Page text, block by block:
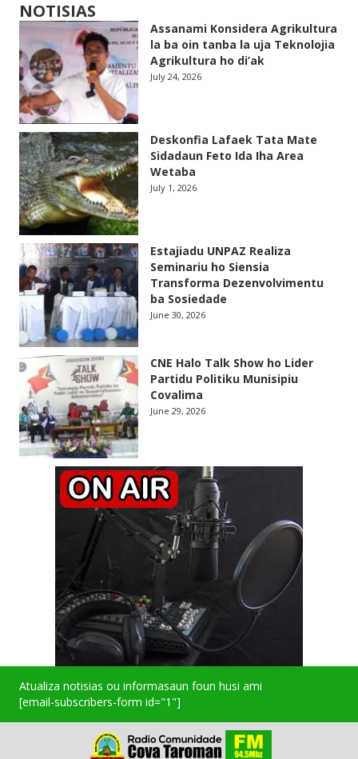
NOTISIAS
Assanami Konsidera Agrikultura
la ba oin tanba la uja Teknolojia
Agrikultura ho di’ak
July 24, 2026
Deskonfia Lafaek Tata Mate
Sidadaun Feto Ida Iha Area
Wetaba
July 1, 2026
Estajiadu UNPAZ Realiza
Seminariu ho Siensia
Transforma Dezenvolvimentu
ba Sosiedade
June 30, 2026
CNE Halo Talk Show ho Lider
Partidu Politiku Munisipiu
Covalima
June 29, 2026
Atualiza notisias ou informasaun foun husi ami
[email-subscribers-form id="1"]